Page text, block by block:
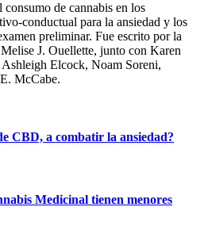
de cannabis en los
conductual para la ansiedad y los
preliminar. Fue escrito por la
J. Ouellette, junto con Karen
Elcock, Noam Soreni,
McCabe.
CBD, a combatir la ansiedad?
Medicinal tienen menores